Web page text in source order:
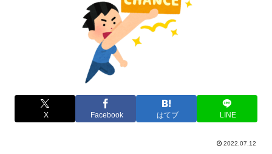
X Facebook はてブ LINE
2022.07.12